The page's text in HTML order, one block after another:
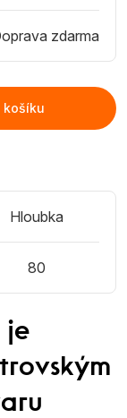
zdarma
košíku
Hloubka
80
je